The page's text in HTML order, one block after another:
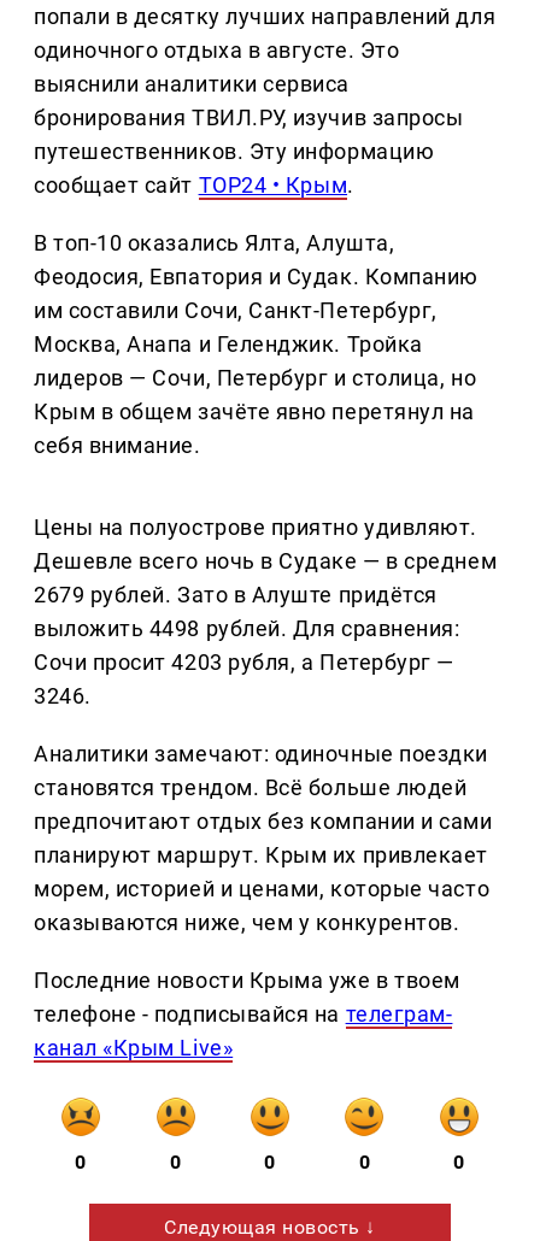
попали в десятку лучших направлений для
одиночного отдыха в августе. Это
выяснили аналитики сервиса
бронирования ТВИЛ.РУ, изучив запросы
путешественников. Эту информацию
сообщает сайт TOP24 • Крым.
В топ-10 оказались Ялта, Алушта,
Феодосия, Евпатория и Судак. Компанию
им составили Сочи, Санкт-Петербург,
Москва, Анапа и Геленджик. Тройка
лидеров — Сочи, Петербург и столица, но
Крым в общем зачёте явно перетянул на
себя внимание.
Цены на полуострове приятно удивляют.
Дешевле всего ночь в Судаке — в среднем
2679 рублей. Зато в Алуште придётся
выложить 4498 рублей. Для сравнения:
Сочи просит 4203 рубля, а Петербург —
3246.
Аналитики замечают: одиночные поездки
становятся трендом. Всё больше людей
предпочитают отдых без компании и сами
планируют маршрут. Крым их привлекает
морем, историей и ценами, которые часто
оказываются ниже, чем у конкурентов.
Последние новости Крыма уже в твоем
телефоне - подписывайся на телеграм-
канал «Крым Live»
0 0 0 0 0
Следующая новость ↓